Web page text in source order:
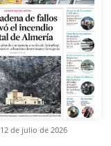
12 de julio de 2026